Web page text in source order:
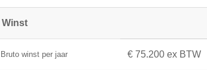
Winst
Bruto winst per jaar € 75.200 ex BTW